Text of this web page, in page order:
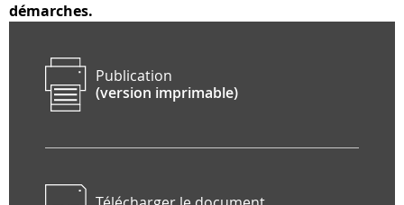
démarches.
Publication
(version imprimable)